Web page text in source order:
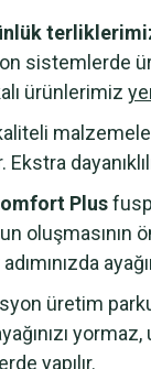
sistemlerde
ürünlerimiz
Ekstra
Plus
oluşmasının
üretim
ayağınızı
yapılır.